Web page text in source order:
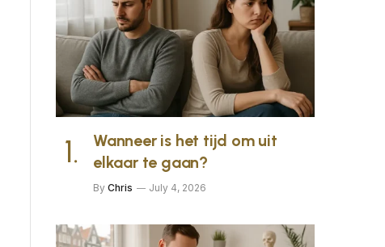
Wanneer is het tijd om uit
elkaar te gaan?
By Chris July 4, 2026